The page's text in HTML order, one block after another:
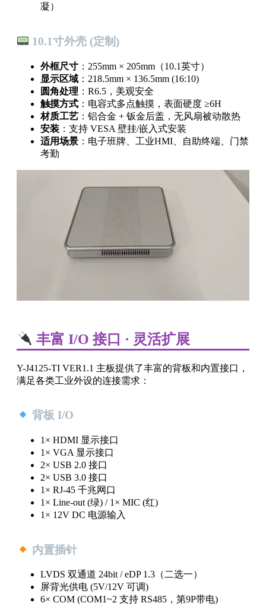
凝）
10.1寸外壳 (定制)
外框尺寸 ：255mm × 205mm（10.1英寸）
显示区域 ：218.5mm × 136.5mm (16:10)
圆角处理 ：R6.5，美观安全
触摸方式 ：电容式多点触摸，表面硬度 ≥6H
材质工艺 ：铝合金 + 钣金后盖，无风扇被动散热
安装 ：支持 VESA 壁挂/嵌入式安装
适用场景 ：电子班牌、工业HMI、自助终端、门禁
考勤
丰富 I/O 接口 · 灵活扩展
Y-J4125-TI VER1.1 主板提供了丰富的背板和内置接口，
满足各类工业外设的连接需求：
背板 I/O
1× HDMI 显示接口
1× VGA 显示接口
2× USB 2.0 接口
2× USB 3.0 接口
1× RJ-45 千兆网口
1× Line-out (绿) / 1× MIC (红)
1× 12V DC 电源输入
内置插针
LVDS 双通道 24bit / eDP 1.3（二选一）
屏背光供电 (5V/12V 可调)
6× COM (COM1~2 支持 RS485，第9P带电)